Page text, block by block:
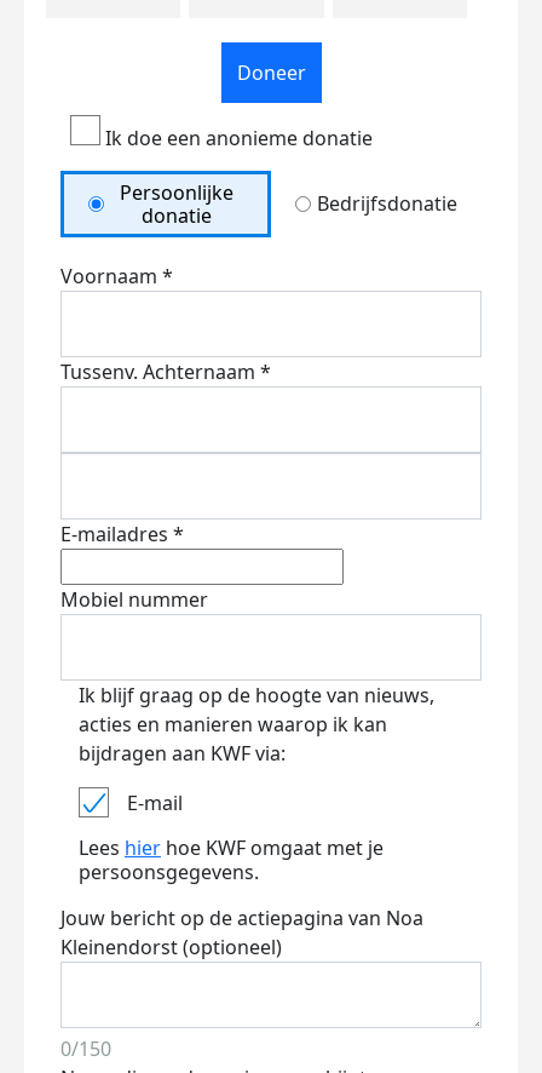
Doneer
Ik doe een anonieme donatie
Persoonlijke
donatie
Bedrijfsdonatie
Voornaam *
Tussenv. Achternaam *
E-mailadres *
Mobiel nummer
Ik blijf graag op de hoogte van nieuws,
acties en manieren waarop ik kan
bijdragen aan KWF via:
E-mail
Lees hier hoe KWF omgaat met je
persoonsgegevens.
Jouw bericht op de actiepagina van Noa
Kleinendorst (optioneel)
0/150